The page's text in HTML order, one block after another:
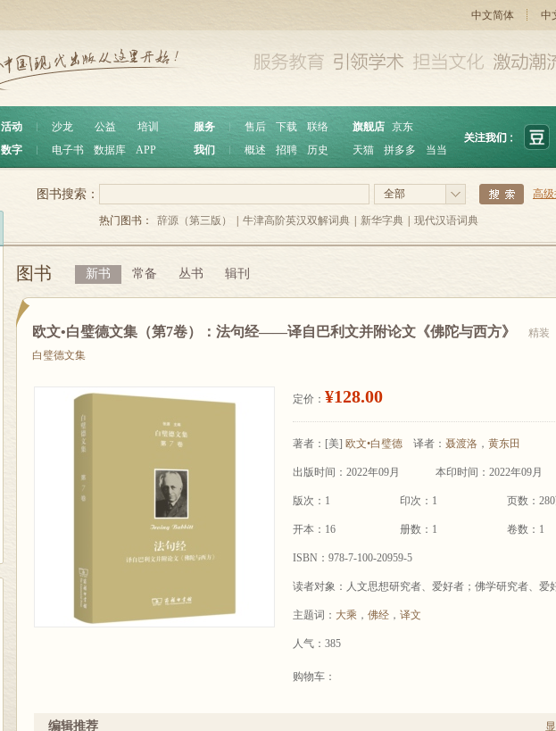
中文简体 中
活动 沙龙 公益
培训
数字
电子书 数据库 APP
服务 ︱ 售后 下载
联络
我们
概述 招聘 历史
旗舰店 京东
天猫
拼多多 当当
全部 高
图书搜索：
热门图书： 辞源（第三版） 牛津高阶英汉双解词典 新华字典 现代汉语词典
图书 新书 常备 丛书 辑刊
欧文•白璧德文集（第7卷）：法句经——译自巴利文并附论文《佛陀与西方》
精装
白璧德文集
定价： ¥128.00
著者： [美] 欧文•白璧德 译者： 聂渡洛 ， 黄东田
出版时间：2022年09月 本印时间：2022年09月
版次：1 印次：1 页数：
开本：16 册数：1 卷数：1
ISBN：978-7-100-20959-5
读者对象：人文思想研究者、爱好者；佛学研究者、爱
主题词： 大乘 ， 佛经 ， 译文
人气：385
购物车：
编辑推荐